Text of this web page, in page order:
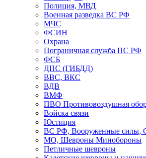
Полиция, МВД
Военная разведка ВС РФ
МЧС
ФСИН
Охрана
Пограничная служба ПС РФ
ФСБ
ДПС (ГИБДД)
ВВС, ВКС
ВДВ
ВМФ
ПВО Противовоздушная
Войска связи
Юстиция
ВС РФ, Вооруженные силы,
МО, Шевроны Минобороны
Петличные шевроны